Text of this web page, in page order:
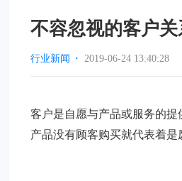
不容忽视的客户
行业新闻 · 2019-06-24 13:40:28
客户是自愿与产品或服务的
产品没有顾客购买就代表着